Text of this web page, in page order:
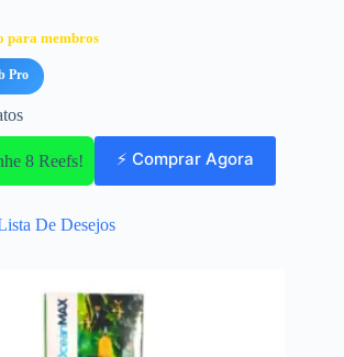
para membros
Pro
8 Reefs! ⚡ Comprar Agora
De Desejos